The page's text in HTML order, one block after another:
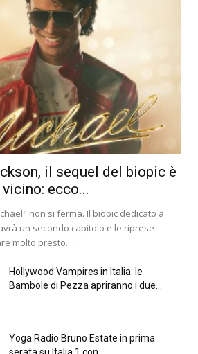
il sequel del biopic è
ecco...
non si ferma. Il biopic dedicato a
un secondo capitolo e le riprese
molto presto....
Hollywood Vampires in Italia: le
Bambole di Pezza apriranno i due...
Yoga Radio Bruno Estate in prima